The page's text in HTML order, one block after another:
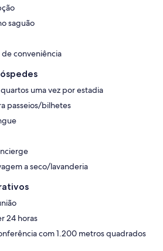
saguão
conveniência
uma vez por estadia
passeios/bilhetes
a seco/lavanderia
24 horas
com 1.200 metros quadrados